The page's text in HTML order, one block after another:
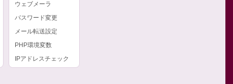
ウェブメーラ
パスワード変更
メール転送設定
PHP環境変数
IPアドレスチェック